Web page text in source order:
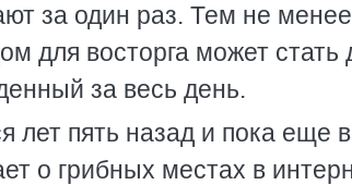
за один раз. Тем не
для восторга может стать
за весь день.
лет пять назад и пока еще
о грибных местах в